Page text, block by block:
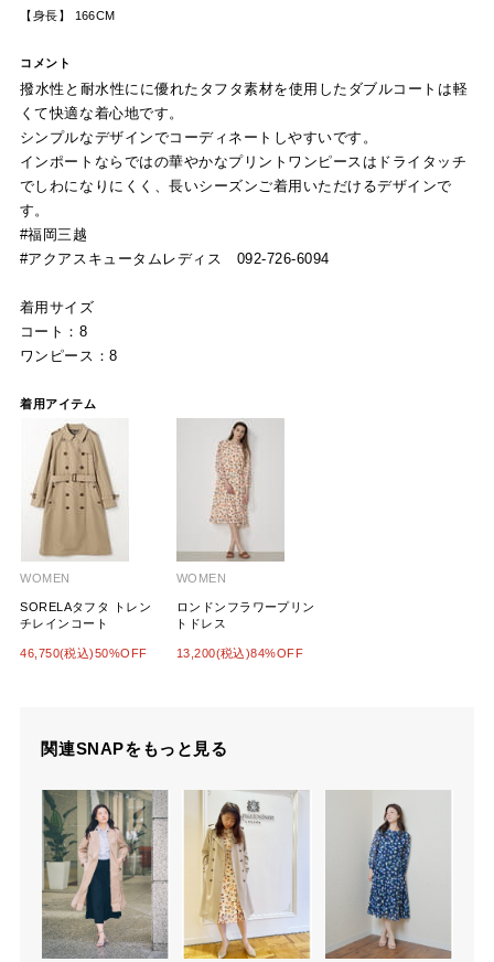
【身長】 166CM
コメント
撥水性と耐水性にに優れたタフタ素材を使用したダブルコートは軽
くて快適な着心地です。
シンプルなデザインでコーディネートしやすいです。
インポートならではの華やかなプリントワンピースはドライタッチ
でしわになりにくく、長いシーズンご着用いただけるデザインで
す。
#福岡三越
#アクアスキュータムレディス 092-726-6094
着用サイズ
コート：8
ワンピース：8
着用アイテム
WOMEN
SORELAタフタ トレン
チレインコート
46,750(税込)50%OFF
WOMEN
ロンドンフラワープリン
トドレス
13,200(税込)84%OFF
関連SNAPをもっと見る